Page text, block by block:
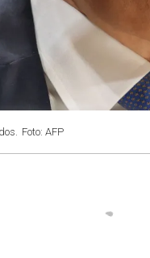
Foto: AFP